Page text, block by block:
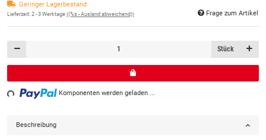
Geringer Lagerbestand
Lieferzeit: 2 - 3 Werktage ((%s - Ausland abweichend)) Frage zum Artikel
Stück
Komponenten werden geladen ...
Beschreibung